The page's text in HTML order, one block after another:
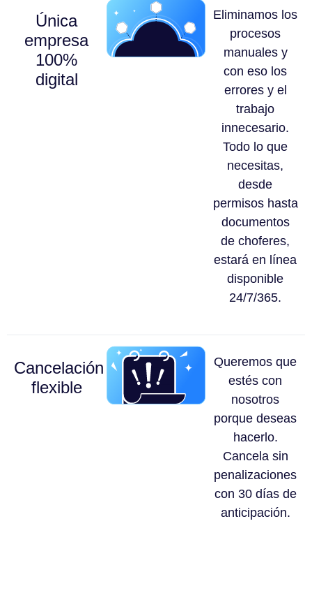
Única
empresa
100%
digital
Eliminamos los
procesos
manuales y
con eso los
errores y el
trabajo
innecesario.
Todo lo que
necesitas,
desde
permisos hasta
documentos
de choferes,
estará en línea
disponible
24/7/365.
Cancelación
flexible
Queremos que
estés con
nosotros
porque deseas
hacerlo.
Cancela sin
penalizaciones
con 30 días de
anticipación.